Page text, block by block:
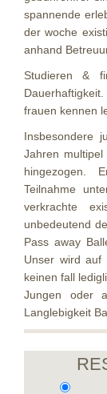
spannende
der woche
anhand
Studieren &
frauen kennen
Insbesondere
Jahren
hingezogen.
Teilnahme
verkrachte
unbedeutend
Pass away
Unser wird auf
keinen fall
Jungen oder
Langlebigkeit